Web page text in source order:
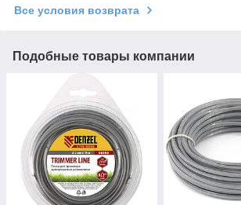
Все условия возврата
Подобные товары компании